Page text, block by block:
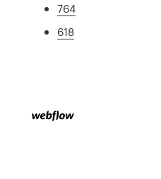
764
618